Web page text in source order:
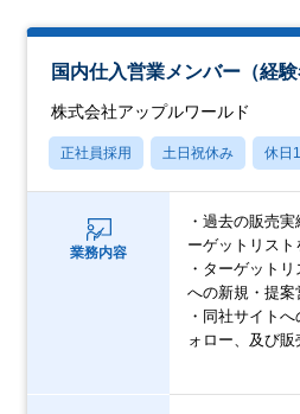
国内仕入営業メンバー（経験
株式会社アップルワールド
正社員採用 土日祝休み 休日
業務内容
・過去の販売
ーゲットリスト
・ターゲット
への新規・提
・同社サイト
ォロー、及び